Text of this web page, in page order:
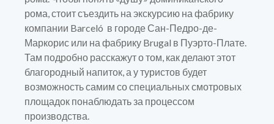
рома, стоит съездить на экскурсию на фабрику
компании Barceló в городе Сан-Педро-де-
Маркорис или на фабрику Brugal в Пуэрто-Плате.
Там подробно расскажут о том, как делают этот
благородный напиток, а у туристов будет
возможность самим со специальных смотровых
площадок понаблюдать за процессом
производства.